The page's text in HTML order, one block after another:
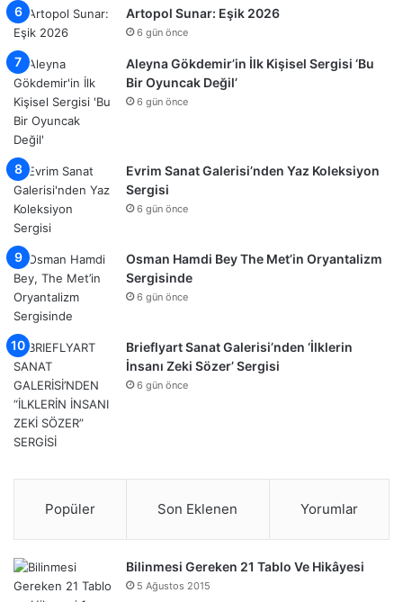
Artopol Sunar: Eşik 2026
6 gün önce
Aleyna Gökdemir’in İlk Kişisel Sergisi ‘Bu
Bir Oyuncak Değil’
6 gün önce
Evrim Sanat Galerisi’nden Yaz Koleksiyon
Sergisi
6 gün önce
Osman Hamdi Bey The Met’in Oryantalizm
Sergisinde
6 gün önce
Brieflyart Sanat Galerisi’nden ‘İlklerin
İnsanı Zeki Sözer’ Sergisi
6 gün önce
Popüler Son Eklenen Yorumlar
Bilinmesi Gereken 21 Tablo Ve Hikâyesi
5 Ağustos 2015